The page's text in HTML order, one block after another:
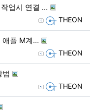
업시 연결 …
등록자 THEON
애플 M계…
등록자 THEON
법
등록자 THEON